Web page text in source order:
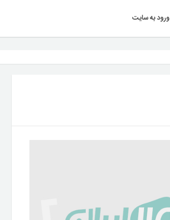
ورود به سایت